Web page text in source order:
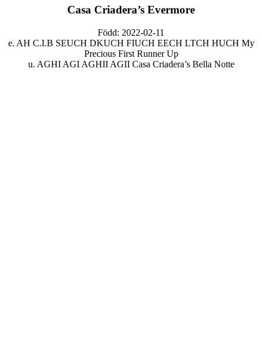
Casa Criadera’s Evermore
Född: 2022-02-11
e. AH C.I.B SEUCH DKUCH FIUCH EECH LTCH HUCH My
Precious First Runner Up
u. AGHI AGI AGHII AGII Casa Criadera’s Bella Notte